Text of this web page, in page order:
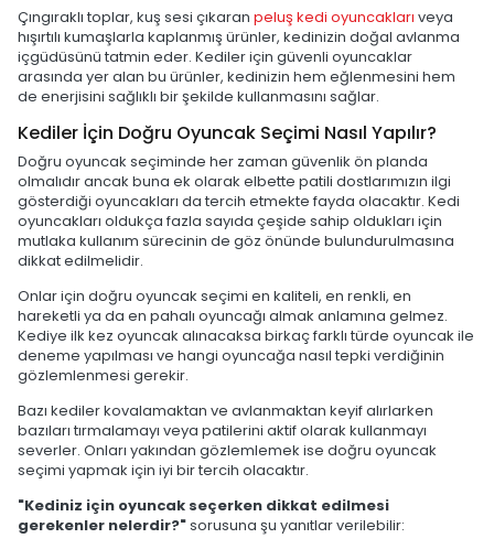
Çıngıraklı toplar, kuş sesi çıkaran peluş kedi oyuncakları veya
hışırtılı kumaşlarla kaplanmış ürünler, kedinizin doğal avlanma
içgüdüsünü tatmin eder. Kediler için güvenli oyuncaklar
arasında yer alan bu ürünler, kedinizin hem eğlenmesini hem
de enerjisini sağlıklı bir şekilde kullanmasını sağlar.
Kediler İçin Doğru Oyuncak Seçimi Nasıl Yapılır?
Doğru oyuncak seçiminde her zaman güvenlik ön planda
olmalıdır ancak buna ek olarak elbette patili dostlarımızın ilgi
gösterdiği oyuncakları da tercih etmekte fayda olacaktır. Kedi
oyuncakları oldukça fazla sayıda çeşide sahip oldukları için
mutlaka kullanım sürecinin de göz önünde bulundurulmasına
dikkat edilmelidir.
Onlar için doğru oyuncak seçimi en kaliteli, en renkli, en
hareketli ya da en pahalı oyuncağı almak anlamına gelmez.
Kediye ilk kez oyuncak alınacaksa birkaç farklı türde oyuncak ile
deneme yapılması ve hangi oyuncağa nasıl tepki verdiğinin
gözlemlenmesi gerekir.
Bazı kediler kovalamaktan ve avlanmaktan keyif alırlarken
bazıları tırmalamayı veya patilerini aktif olarak kullanmayı
severler. Onları yakından gözlemlemek ise doğru oyuncak
seçimi yapmak için iyi bir tercih olacaktır.
"Kediniz için oyuncak seçerken dikkat edilmesi
gerekenler nelerdir?"sorusuna şu yanıtlar verilebilir: